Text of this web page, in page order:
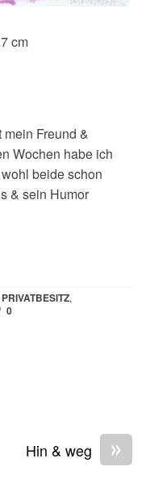
cm
Freund &
Wochen habe ich
beide schon
& sein Humor
PRIVATBESITZ,
0
»
Hin & weg